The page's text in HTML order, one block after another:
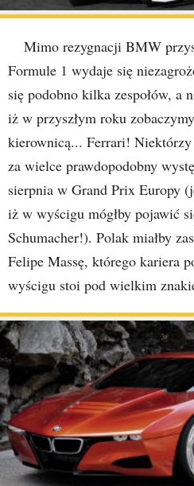
Mimo rezygnacji BMW
Formule 1 wydaje się
się podobno kilka zespołów, a
iż w przyszłym roku
kierownicą... Ferrari!
za wielce prawdopodobny
sierpnia w Grand Prix Europy
iż w wyścigu mógłby pojawić
Schumacher!). Polak miałby
Felipe Massę, którego kariera
wyścigu stoi pod wielkim